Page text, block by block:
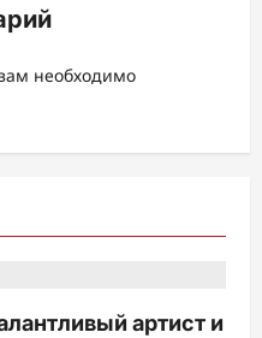
необходимо
артист и